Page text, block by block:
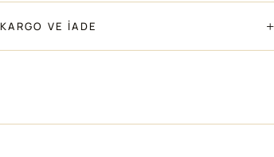
KARGO VE İADE +